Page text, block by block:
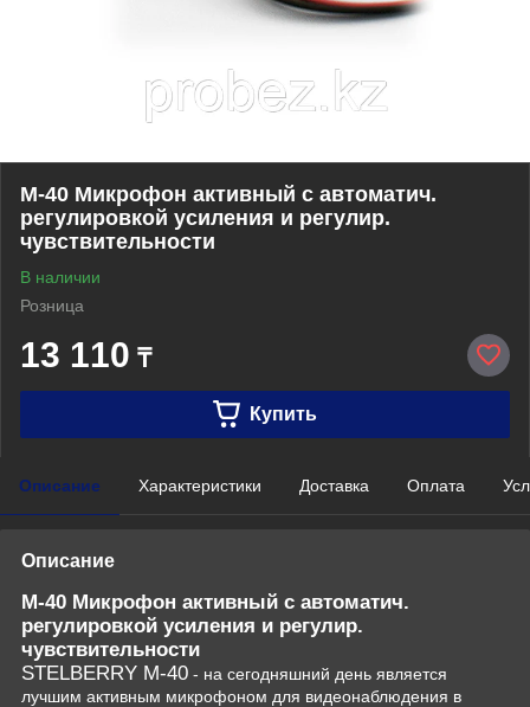
М-40 Микрофон активный с автоматич.
регулировкой усиления и регулир.
чувствительности
В наличии
Розница
13 110 ₸
Купить
Описание Характеристики Доставка Оплата
Описание
М-40 Микрофон активный с автоматич.
регулировкой усиления и регулир.
чувствительности
STELBERRY M-40 - на сегодняшний день является
лучшим активным микрофоном для видеонаблюдения в